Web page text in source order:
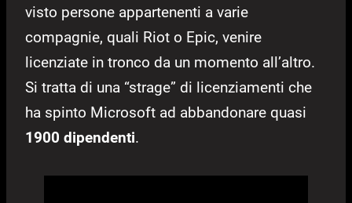
visto persone appartenenti a varie
compagnie, quali Riot o Epic, venire
licenziate in tronco da un momento all’altro.
Si tratta di una “strage” di licenziamenti che
ha spinto Microsoft ad abbandonare quasi
1900 dipendenti.